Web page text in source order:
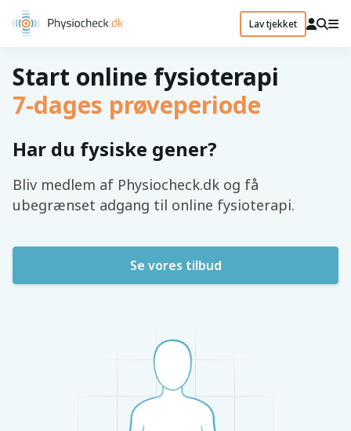
Lav tjekket
Start online fysioterapi
7-dages prøveperiode
Har du fysiske gener?
Bliv medlem af Physiocheck.dk og få
ubegrænset adgang til online fysioterapi.
Se vores tilbud